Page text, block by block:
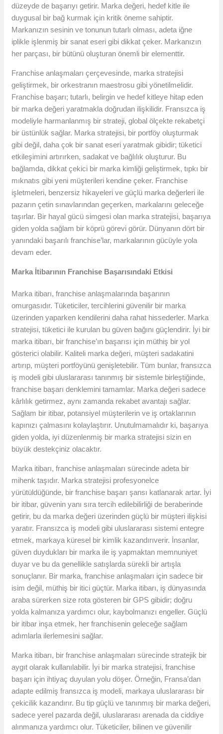
düzeyde de başarıyı getirir. Marka değeri, hedef kitle ile
duygusal bir bağ kurmak için kritik öneme sahiptir.
Markanızın sesinin ve tonunun tutarlı olması, adeta iğne
iplikle işlenmiş bir sanat eseri gibi dikkat çeker. Markanızın
her parçası, bir bütünü oluşturan önemli bir elementtir.
Franchise anlaşmaları çerçevesinde, marka stratejisi
geliştirmek, bir orkestranın maestrosu gibi yönetilmelidir.
Franchise başarı; tutarlı, belirgin ve hedef kitleye hitap eden
bir marka değeri yaratmakla doğrudan ilişkilidir. Fransızca iş
modeliyle harmanlanmış bir strateji, global ölçekte rekabetçi
bir üstünlük sağlar. Marka stratejisi, bir portföy oluşturmak
gibi değil, daha çok bir sanat eseri yaratmak gibidir; tüketici
etkileşimini artırırken, sadakat ve bağlılık oluşturur. Bu
bağlamda, dikkat çekici bir marka kimliği geliştirmek, tıpkı bir
mıknatıs gibi yeni müşterileri kendine çeker. Franchise
işletmeleri, benzersiz hikayeleri ve güçlü marka değerleri ile
pazarın çetin sınavlarından geçerken, markalarını geleceğe
taşırlar. Bir hayal gücü simgesi olan marka stratejisi, başarıya
giden yolda sağlam bir köprü görevi görür. Dünyanın dört bir
yanındaki başarılı franchise’lar, markalarının gücüyle yola
devam eder.
Marka İtibarının Franchise Başarısındaki Etkisi
Marka itibarı, franchise anlaşmalarında başarının
omurgasıdır. Tüketiciler, tercihlerini güvenilir bir marka
üzerinden yaparken kendilerini daha rahat hissederler. Marka
stratejisi, tüketici ile kurulan bu güven bağını güçlendirir. İyi bir
marka itibarı, bir franchise’ın başarısı için müthiş bir yol
gösterici olabilir. Kaliteli marka değeri, müşteri sadakatini
artırıp, müşteri portföyünü genişletebilir. Tüm bunlar, fransızca
iş modeli gibi uluslararası tanınmış bir sistemle birleştiğinde,
franchise başarı denklemini tamamlar. Marka değeri sadece
kârlılık getirmez, aynı zamanda rekabet avantajı sağlar.
Sağlam bir itibar, potansiyel müşterilerin ve iş ortaklarının
kapınızı çalmasını kolaylaştırır. Unutulmamalıdır ki, başarıya
giden yolda, iyi düzenlenmiş bir marka stratejisi sizin en
büyük destekçiniz olacaktır.
Marka itibarı, franchise anlaşmaları sürecinde adeta bir
mihenk taşıdır. Marka stratejisi profesyonelce
yürütüldüğünde, bir franchise başarı şansı katlanarak artar. İyi
bir itibar, güvenin yanı sıra tercih edilebilirliği de beraberinde
getirir, bu da marka değeri üzerinden güçlü bir müşteri ilişkisi
yaratır. Fransızca iş modeli gibi uluslararası sistemi entegre
etmek, markaya küresel bir kimlik kazandırıverir. İnsanlar,
güven duydukları bir marka ile iş yapmaktan memnuniyet
duyar ve bu da genellikle satışlarda sürekli bir artışla
sonuçlanır. Bir marka, franchise anlaşmaları için sadece bir
isim değil, müthiş bir itici güçtür. Marka itibarı, iş dünyasında
araba sürerken size rota gösteren bir GPS gibidir; doğru
yolda kalmanıza yardımcı olur, kaybolmanızı engeller. Güçlü
bir itibar inşa etmek, her franchisenin geleceğe sağlam
adımlarla ilerlemesini sağlar.
Marka itibarı, bir franchise anlaşmaları sürecinde stratejik bir
aygıt olarak kullanılabilir. İyi bir marka stratejisi, franchise
başarı için ihtiyaç duyulan yolu döşer. Örneğin, Fransa’dan
adapte edilmiş fransızca iş modeli, markaya uluslararası bir
çekicilik kazandırır. Bu tip güçlü ve tanınmış bir marka değeri,
sadece yerel pazarda değil, uluslararası arenada da ciddiye
alınmanıza yardımcı olur. Tüketiciler, bilinen ve güvenilir